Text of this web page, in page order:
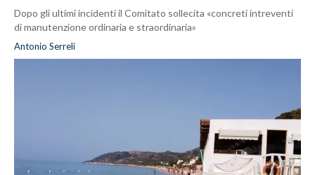
Dopo gli ultimi incidenti il Comitato sollecita «concreti intreventi
di manutenzione ordinaria e straordinaria»
Antonio Serreli